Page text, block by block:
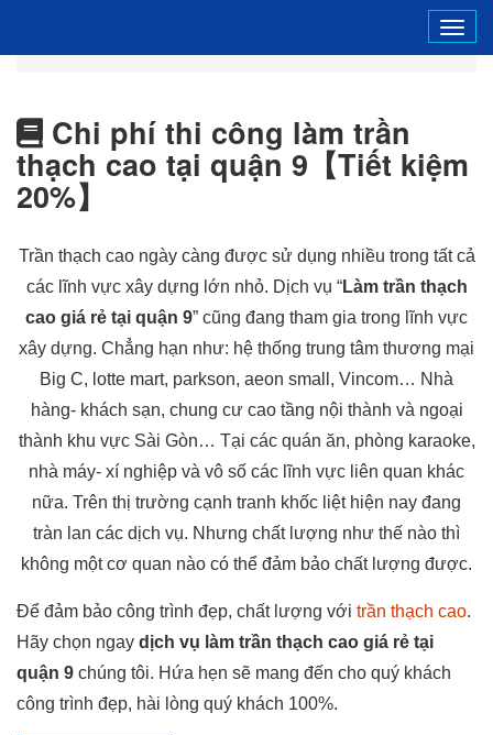
Chi phí thi công làm trần
thạch cao tại quận 9【Tiết kiệm
20%】
Trần thạch cao ngày càng được sử dụng nhiều trong tất cả
các lĩnh vực xây dựng lớn nhỏ. Dịch vụ “Làm trần thạch
cao giá rẻ tại quận 9” cũng đang tham gia trong lĩnh vực
xây dựng. Chẳng hạn như: hệ thống trung tâm thương mại
Big C, lotte mart, parkson, aeon small, Vincom… Nhà
hàng- khách sạn, chung cư cao tầng nội thành và ngoại
thành khu vực Sài Gòn… Tại các quán ăn, phòng karaoke,
nhà máy- xí nghiệp và vô số các lĩnh vực liên quan khác
nữa. Trên thị trường cạnh tranh khốc liệt hiện nay đang
tràn lan các dịch vụ. Nhưng chất lượng như thế nào thì
không một cơ quan nào có thể đảm bảo chất lượng được.
Để đảm bảo công trình đẹp, chất lượng với trần thạch cao.
Hãy chọn ngay dịch vụ làm trần thạch cao giá rẻ tại
quận 9 chúng tôi. Hứa hẹn sẽ mang đến cho quý khách
công trình đẹp, hài lòng quý khách 100%.